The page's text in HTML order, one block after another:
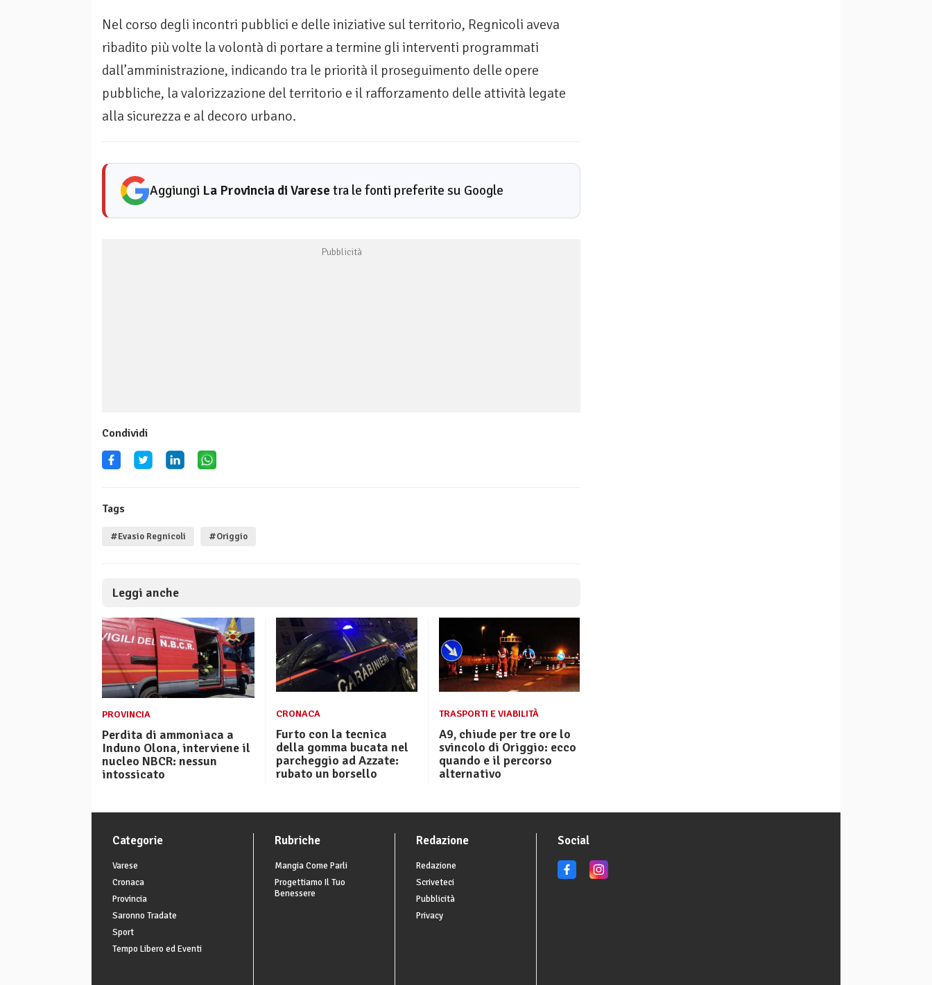
Nel corso degli incontri pubblici e delle iniziative sul territorio, Regnicoli aveva
ribadito più volte la volontà di portare a termine gli interventi programmati
dall’amministrazione, indicando tra le priorità il proseguimento delle opere
pubbliche, la valorizzazione del territorio e il rafforzamento delle attività legate
alla sicurezza e al decoro urbano.
Aggiungi La Provincia di Varese tra le fonti preferite su Google
Condividi
Tags
#Evasio Regnicoli #Origgio
Leggi anche
PROVINCIA
Perdita di ammoniaca a
Induno Olona, interviene il
nucleo NBCR: nessun
intossicato
CRONACA
Furto con la tecnica
della gomma bucata nel
parcheggio ad Azzate:
rubato un borsello
TRASPORTI E VIABILITÀ
A9, chiude per tre ore lo
svincolo di Origgio: ecco
quando e il percorso
alternativo
Categorie
Varese
Cronaca
Provincia
Saronno Tradate
Sport
Tempo Libero ed Eventi
Rubriche
Mangia Come Parli
Progettiamo Il Tuo
Benessere
Redazione
Redazione
Scriveteci
Pubblicità
Privacy
Social